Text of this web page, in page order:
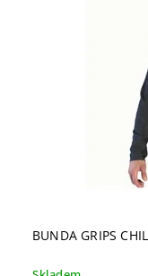
BUNDA GRIPS